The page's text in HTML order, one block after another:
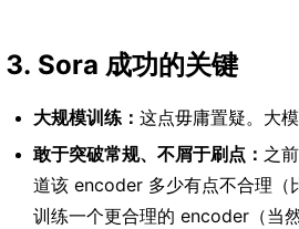
3. Sora 成功的关键
大规模训练： 这点毋庸置疑。大模
敢于突破常规、不屑于刷点： 之
道该 encoder 多少有点不合理（
训练一个更合理的 encoder（当